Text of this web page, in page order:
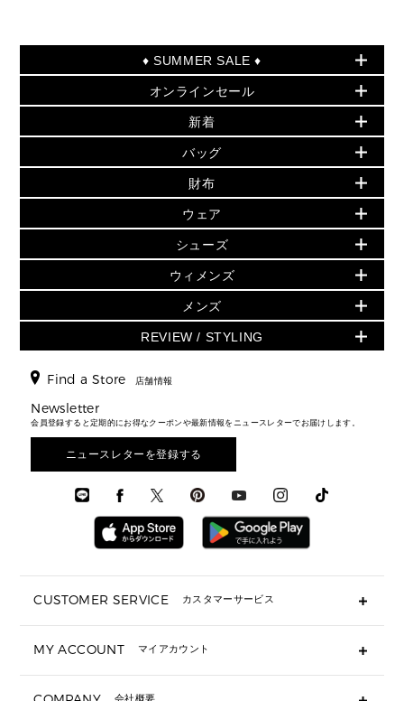
♦ SUMMER SALE ♦
セールおすすめアイテム
▶ ウィメンズ
バッグ
小物
シューズ・靴
ウェア
アクセサリー
時計
▶ メンズ
バッグ
ウェア
アクセサリー
オンラインセール
PRODUCT OF THE MONTH - 今月の特別価格
再値下げアイテム
追加アイテム
▶ ウィメンズすべて(ウェア・シューズ除く)
バッグ
財布・小物
ウェア
シューズ
時計・ジュエリー
アクセサリー
メンズ バッグ
メンズ 財布・小物
メンズ シューズ
メンズ ウェア
メンズ 時計・その他
新着
初夏のスタイル
▶ すべて
▶ ウィメンズすべて
財布・小物
アクセサリー
フレグランス
シューズ
▶ メンズすべて
メンズ財布・小物
メンズアクセサリー
メンズウェア
バッグ
人気の定番アイテム
日本限定 - バッグ
▶ ウィメンズすべて
トートバッグ
ショルダーバッグ
クロスボディ・斜め掛け
トラベル
3 IN 1 / 2 IN 1 バッグ
▶ メンズすべて
財布
日本限定 - 財布・小物
▶ ウィメンズすべて
GREENWICH
折り財布(二つ折り・三つ折り)
長財布
▶ メンズすべて
ウェア
▶ ウィメンズすべて
トップス
スカート・パンツ
ジャケット・アウター
▶ メンズすべて
シューズ
▶ ウィメンズすべて
サンダル
スニーカー
▶ メンズすべて
ウィメンズ
人気の定番アイテム
▶ ウィメンズすべて
▶ バッグすべて
通勤・通学アイテム
3 IN 1 バッグ
ミニ財布・フラグメントケース
▶ 小物すべて
定期ケース・カードケース・名刺入れ
メンズ
▶ メンズすべて
財布・小物
時計・ジュエリー
アクセサリー
REVIEW / STYLING
エディターレビュー
Find a Store 店舗情報
Newsletter
会員登録すると定期的にお得なクーポンや最新情報をニュースレターでお届けします。
ニュースレターを登録する
CUSTOMER SERVICE カスタマーサービス
ギフト用にラッピングができますか？
ショッピングバッグを購入商品分送ってもらえますか？
注文後に完了メールが受信できないのですが？
MY ACCOUNT マイアカウント